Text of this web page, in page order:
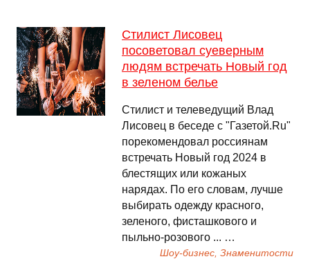
Стилист Лисовец
посоветовал суеверным
людям встречать Новый год
в зеленом белье
Стилист и телеведущий Влад
Лисовец в беседе с "Газетой.Ru"
порекомендовал россиянам
встречать Новый год 2024 в
блестящих или кожаных
нарядах. По его словам, лучше
выбирать одежду красного,
зеленого, фисташкового и
пыльно-розового ... …
Шоу-бизнес, Знаменитости